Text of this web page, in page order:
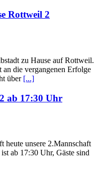
Rottweil 2
zu Hause auf Rottweil.
an die vergangenen Erfolge
über [...]
ab 17:30 Uhr
unsere 2.Mannschaft
ab 17:30 Uhr, Gäste sind